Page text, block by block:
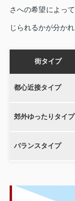
さへの希望によっ
じられるかが分か
街タイプ
都心近接タイプ
郊外ゆったりタイプ
バランスタイプ